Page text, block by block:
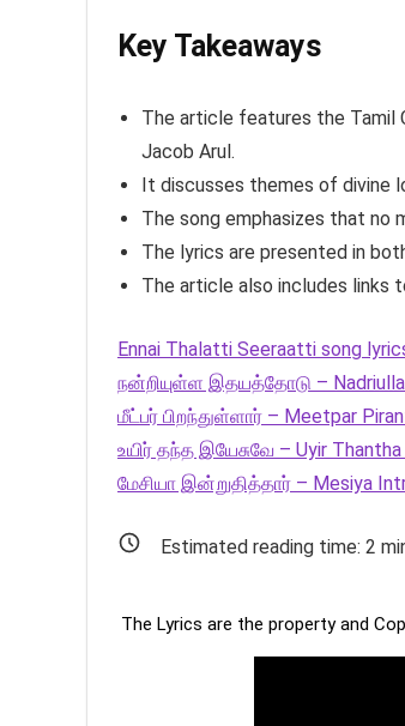
Key Takeaways
The article features the Tamil
Jacob Arul.
It discusses themes of divine
The song emphasizes that no
The lyrics are presented in
The article also includes links
Ennai Thalatti Seeraatti song
நன்றியுள்ள இதயத்தோடு –
மீட்பர் பிறந்துள்ளார் – Meetpar
உயிர் தந்த இயேசுவே – Uyir
மேசியா இன்றுதித்தார் – Mesiya
Estimated reading time: 2
The Lyrics are the property and